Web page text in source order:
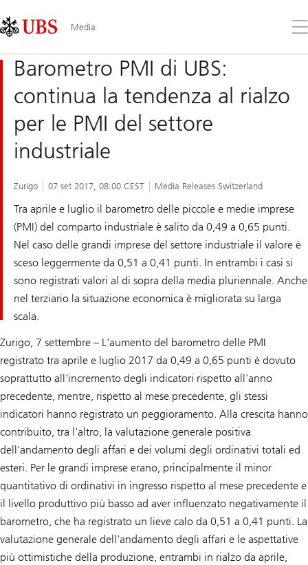
Links
Area
Media
il
Barometro PMI di UBS:
continua la tendenza al rialzo
per le PMI del settore
industriale
Zurigo 07 set 2017, 08:00 CEST Media Releases Switzerland
Tra aprile e luglio il barometro delle piccole e medie imprese
(PMI) del comparto industriale è salito da 0,49 a 0,65 punti.
Nel caso delle grandi imprese del settore industriale il valore è
sceso leggermente da 0,51 a 0,41 punti. In entrambi i casi si
sono registrati valori al di sopra della media pluriennale. Anche
nel terziario la situazione economica è migliorata su larga
scala.
Zurigo, 7 settembre – L'aumento del barometro delle PMI
registrato tra aprile e luglio 2017 da 0,49 a 0,65 punti è dovuto
soprattutto all'incremento degli indicatori rispetto all'anno
precedente, mentre, rispetto al mese precedente, gli stessi
indicatori hanno registrato un peggioramento. Alla crescita hanno
contribuito, tra l'altro, la valutazione generale positiva
dell'andamento degli affari e dei volumi degli ordinativi totali ed
esteri. Per le grandi imprese erano, principalmente il minor
quantitativo di ordinativi in ingresso rispetto al mese precedente e
il livello produttivo più basso ad aver influenzato negativamente il
barometro, che ha registrato un lieve calo da 0,51 a 0,41 punti. La
valutazione generale dell'andamento degli affari e le aspettative
più ottimistiche della produzione, entrambi in rialzo da aprile,